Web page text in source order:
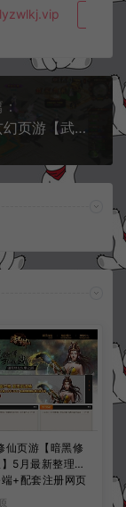
典藏玄幻页游【武道世界】10月最新整理Win一键服务端+内置GM工具+详细外网搭建教程
仙页游【暗黑修
5月最新整理Wi
+配套注册网页
客户端+详细